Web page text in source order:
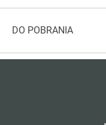
DO POBRANIA